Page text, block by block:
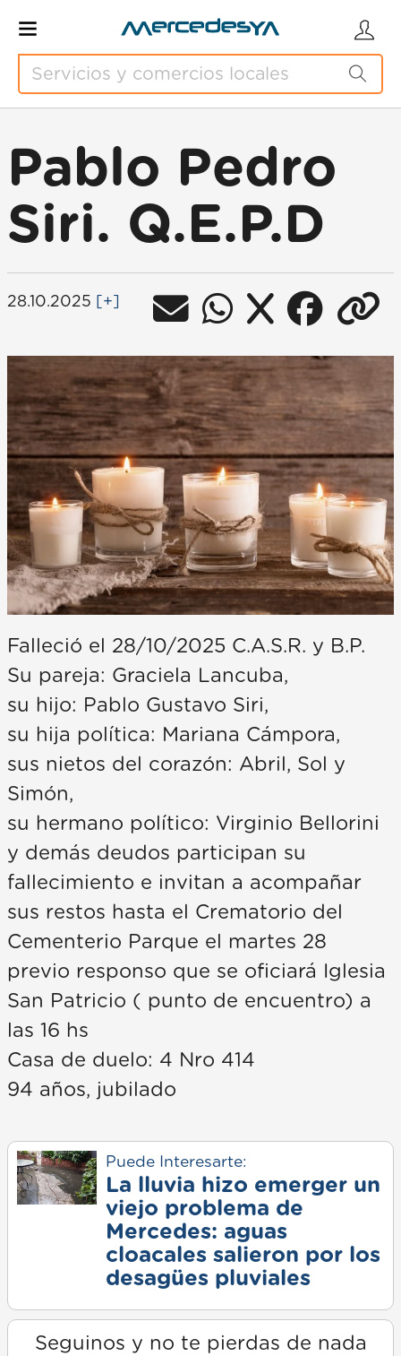
Pablo Pedro
Siri. Q.E.P.D
28.10.2025 [+]
Falleció el 28/10/2025 C.A.S.R. y B.P.
Su pareja: Graciela Lancuba,
su hijo: Pablo Gustavo Siri,
su hija política: Mariana Cámpora,
sus nietos del corazón: Abril, Sol y
Simón,
su hermano político: Virginio Bellorini
y demás deudos participan su
fallecimiento e invitan a acompañar
sus restos hasta el Crematorio del
Cementerio Parque el martes 28
previo responso que se oficiará Iglesia
San Patricio ( punto de encuentro) a
las 16 hs
Casa de duelo: 4 Nro 414
94 años, jubilado
Puede Interesarte:
La lluvia hizo emerger un
viejo problema de
Mercedes: aguas
cloacales salieron por los
desagües pluviales
Seguinos y no te pierdas de nada